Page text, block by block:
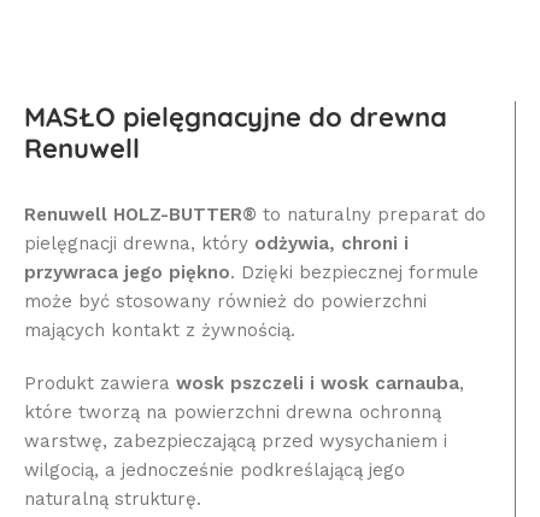
MASŁO pielęgnacyjne do drewna
Renuwell
Renuwell HOLZ-BUTTER® to naturalny preparat do
pielęgnacji drewna, który odżywia, chroni i
przywraca jego piękno. Dzięki bezpiecznej formule
może być stosowany również do powierzchni
mających kontakt z żywnością.
Produkt zawiera wosk pszczeli i wosk carnauba,
które tworzą na powierzchni drewna ochronną
warstwę, zabezpieczającą przed wysychaniem i
wilgocią, a jednocześnie podkreślającą jego
naturalną strukturę.